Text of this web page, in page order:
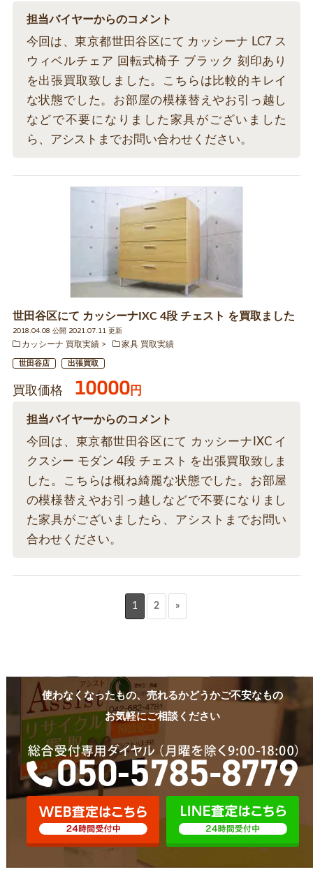
担当バイヤーからのコメント
今回は、東京都世田谷区にて カッシーナ LC7 ス
ウィベルチェア 回転式椅子 ブラック 刻印あり
を出張買取致しました。こちらは比較的キレイ
な状態でした。お部屋の模様替えやお引っ越し
などで不要になりました家具がございました
ら、アシストまでお問い合わせください。
世田谷区にて カッシーナIXC 4段 チェスト を買取ました
2018.04.08 公開 2021.07.11 更新
カッシーナ 買取実績
家具 買取実績
世田谷店 出張買取
買取価格 10000円
担当バイヤーからのコメント
今回は、東京都世田谷区にて カッシーナIXC イ
クスシー モダン 4段 チェスト を出張買取致しま
した。こちらは概ね綺麗な状態でした。お部屋
の模様替えやお引っ越しなどで不要になりまし
た家具がございましたら、アシストまでお問い
合わせください。
1 2 »
使わなくなったもの、売れるかどうかご不安なもの
お気軽にご相談ください